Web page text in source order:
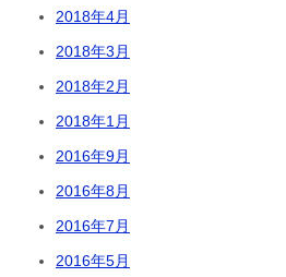
2018年4月
2018年3月
2018年2月
2018年1月
2016年9月
2016年8月
2016年7月
2016年5月